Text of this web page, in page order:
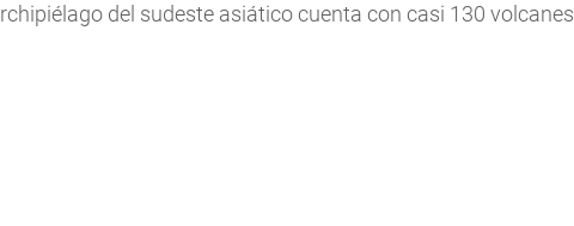
del sudeste asiático cuenta con casi 130 volcanes